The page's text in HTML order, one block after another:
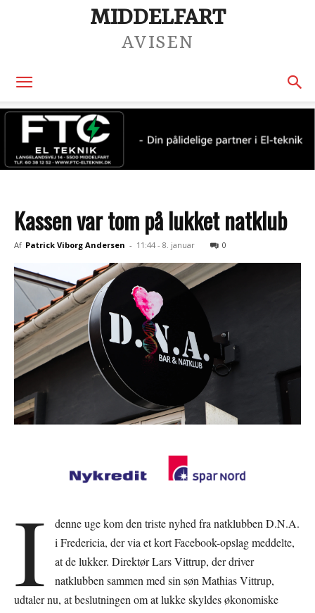
MIDDELFART
AVISEN
Kassen var tom på lukket natklub
Af Patrick Viborg Andersen - 11:44 - 8. januar 0
I
denne uge kom den triste nyhed fra natklubben D.N.A.
i Fredericia, der via et kort Facebook-opslag meddelte,
at de lukker. Direktør Lars Vittrup, der driver
natklubben sammen med sin søn Mathias Vittrup,
udtaler nu, at beslutningen om at lukke skyldes økonomiske